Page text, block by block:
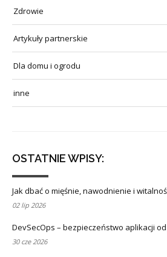
Zdrowie
Artykuły partnerskie
Dla domu i ogrodu
inne
OSTATNIE WPISY:
Jak dbać o mięśnie, nawodnienie i
02 lip 2026
DevSecOps – bezpieczeństwo aplikacji
30 cze 2026